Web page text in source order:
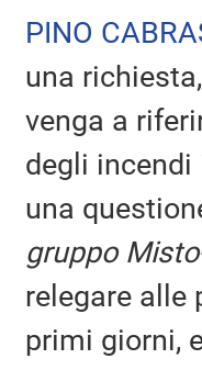
PINO
una
venga a
degli incendi
una
gruppo
relegare alle
primi giorni,